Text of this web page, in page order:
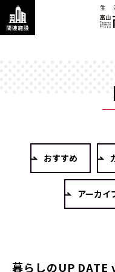
おすすめ
アーカイ
暮らしのUP DATE